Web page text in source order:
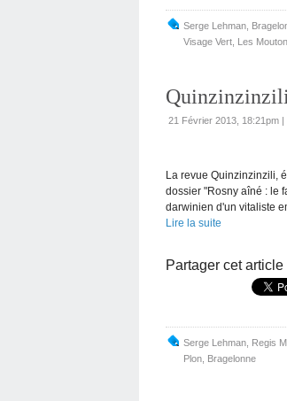
Serge Lehman
Visage Vert Les
21 Février 2013, 18:21pm |
La revue Quinzinzinzili,
dossier "Rosny aîné : le
darwinien d'un vitaliste
Lire la suite
Partager cet article
Serge Lehman Regis
Plon Bragelonne